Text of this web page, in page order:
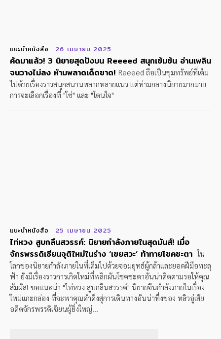
แนะนำหนังสือ 26 เมษายน 2025
คัดมาแล้ว! 3 นิยายสุดปังบน Reeeed สนุกเข้มข้น อ่านเพลิน
จนวางไม่ลง ห้ามพลาดเด็ดขาด! Reeeed ถือเป็นขุมทรัพย์ที่เต็ม
ไปด้วยเรื่องราวสนุกสนานหลากหลายแนว แต่ท่ามกลางนิยายมากมาย
การจะเลือกเรื่องที่ "ใช่" และ "โดนใจ"
แนะนำหนังสือ 25 เมษายน 2025
ไท่หวง สูบกลืนสวรรค์: นิยายกำลังภายในสุดมันส์! เมื่อ
จักรพรรดิเซียนจุติใหม่ในร่าง ‘เขยสวะ’ ท้าทายโชคชะตา ใน
โลกของนิยายกำลังภายในที่เต็มไปด้วยจอมยุทธ์ผู้กล้าและยอดฝีมือทะลุ
ฟ้า ยังมีเรื่องราวการเกิดใหม่ที่พลิกผันโชคชะตาอันน่าติดตามรอให้คุณ
สัมผัส! ขอแนะนำ "ไท่หวง สูบกลืนสวรรค์" นิยายจีนกำลังภายในเรื่อง
ใหม่แกะกล่อง ที่จะพาคุณดำดิ่งสู่การเดินทางอันน่าทึ่งของ หลิวอู๋เสีย
อดีตจักรพรรดิเซียนผู้ยิ่งใหญ่...